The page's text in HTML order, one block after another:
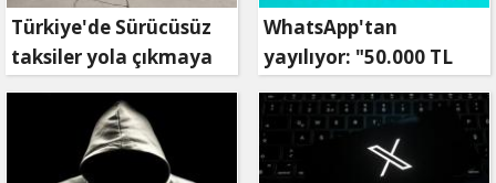
Türkiye'de Sürücüsüz
taksiler yola çıkmaya
hazırlanıyor
WhatsApp'tan
yayılıyor: "50.000 TL
ödüllü" dolandırıcılık
girişimi!